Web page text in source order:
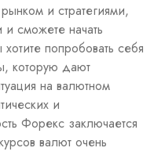
и стратегиями,
сможете начать
попробовать себя
которую дают
на валютном
и
Форекс заключается
валют очень